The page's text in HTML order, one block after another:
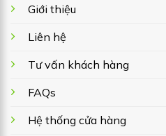
Giới thiệu
Liên hệ
Tư vấn khách hàng
FAQs
Hệ thống cửa hàng